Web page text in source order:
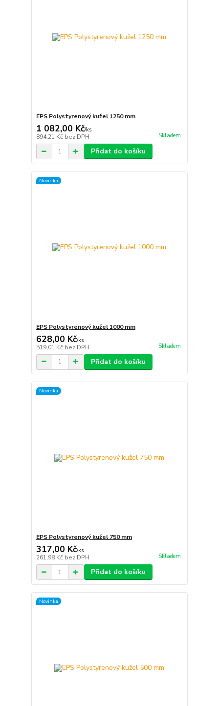
EPS Polystyrenový kužel 1250 mm
1 082,00 Kč/ks
894,21 Kč bez DPH Skladem
Přidat do košíku
Novinka
EPS Polystyrenový kužel 1000 mm
628,00 Kč/ks
519,01 Kč bez DPH Skladem
Přidat do košíku
Novinka
EPS Polystyrenový kužel 750 mm
317,00 Kč/ks
261,98 Kč bez DPH Skladem
Přidat do košíku
Novinka